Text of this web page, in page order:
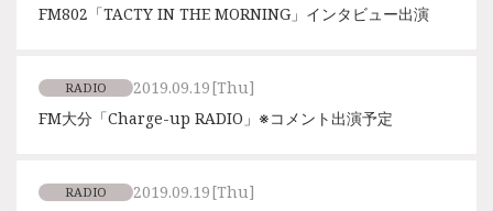
FM802「TACTY IN THE MORNING」インタビュー出演
RADIO 2019.09.19[Thu]
FM大分「Charge-up RADIO」※コメント出演予定
RADIO 2019.09.19[Thu]